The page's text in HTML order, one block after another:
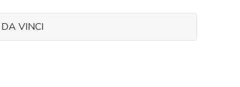
DA VINCI